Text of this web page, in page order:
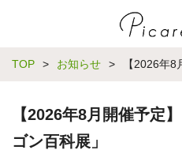
TOP > お知らせ > 【2026年
【2026年8月開催予定
ゴン百科展」